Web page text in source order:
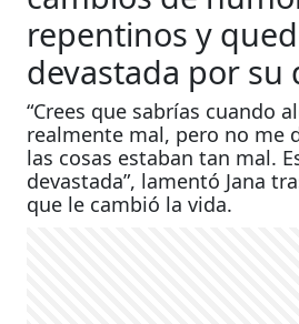
repentinos y
devastada por su
“Crees que sabrías cuando
realmente mal, pero no me
las cosas estaban tan mal.
devastada”, lamentó Jana
que le cambió la vida.